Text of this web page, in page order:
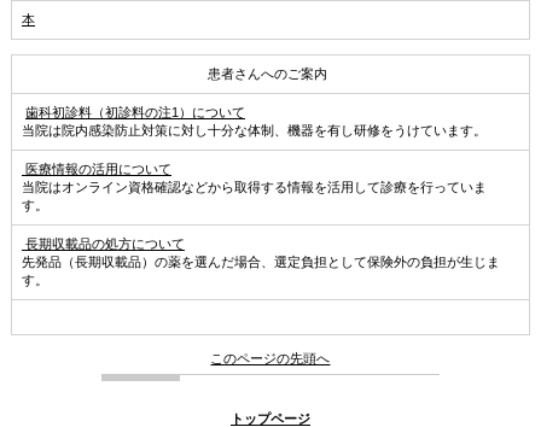
本
患者さんへのご案内
歯科初診料（初診料の注1）について
当院は院内感染防止対策に対し十分な体制、機器を有し研修をうけています。
医療情報の活用について
当院はオンライン資格確認などから取得する情報を活用して診療を行っていま
す。
長期収載品の処方について
先発品（長期収載品）の薬を選んだ場合、選定負担として保険外の負担が生じま
す。
このページの先頭へ
トップページ